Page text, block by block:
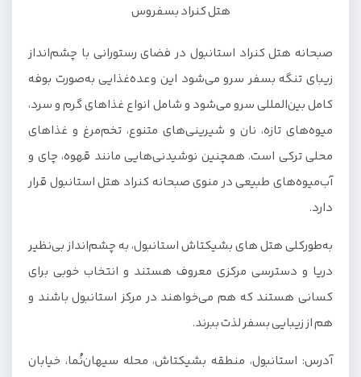
هتل کنراد بسفروس
صبحانه هتل کنراد استانبول در فضای رستورانی با چشم‌انداز
زیبای تنگه بسفر سرو می‌شود این وعده‌غذایی به‌صورت بوفه
کامل بین‌المللی سرو می‌شود و شامل انواع غذاهای گرم و سرد،
میوه‌های تازه، نان و شیرینی‌های متنوع، تخم‌مرغ و غذاهای
محلی ترکی است. همچنین نوشیدنی‌هایی مانند قهوه، چای و
آب‌میوه‌های طبیعی در منوی صبحانه کنراد هتل استانبول قرار
دارد.
به‌طورکلی هتل های بشیکتاش استانبول، به چشم‌انداز بی‌نظیر
دریا و دسترسی مرکزی معروف هستند و انتخاب خوبی برای
کسانی هستند که هم می‌خواهند در مرکز استانبول باشند و
هم از زیبایی بسفر لذت ببرند.
آدرس: استانبول، منطقه بشیکتاش، محله سیهان‌نُما، خیابان